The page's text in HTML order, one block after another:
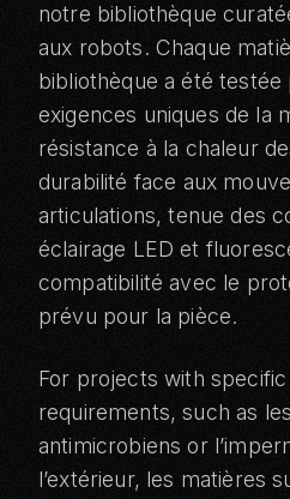
notre bibliothèque
aux robots. Chaque
bibliothèque a été
exigences uniques de la
résistance à la chaleur
durabilité face aux
articulations, tenue des
éclairage LED et
compatibilité avec le
prévu pour la pièce.
For projects with
requirements, such as
antimicrobiens or
l’extérieur, les matières